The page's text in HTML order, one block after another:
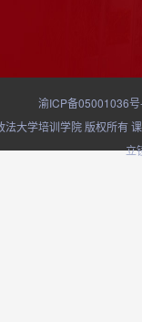
渝ICP备05001036
大学培训学院 版权所有
立